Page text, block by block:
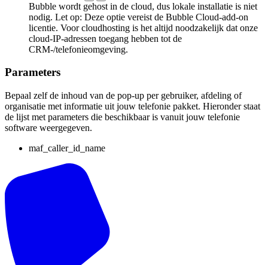
Bubble wordt gehost in de cloud, dus lokale installatie is niet
nodig. Let op: Deze optie vereist de Bubble Cloud-add-on
licentie. Voor cloudhosting is het altijd noodzakelijk dat onze
cloud-IP-adressen toegang hebben tot de
CRM-/telefonieomgeving.
Parameters
Bepaal zelf de inhoud van de pop-up per gebruiker, afdeling of
organisatie met informatie uit jouw telefonie pakket. Hieronder staat
de lijst met parameters die beschikbaar is vanuit jouw telefonie
software weergegeven.
maf_caller_id_name